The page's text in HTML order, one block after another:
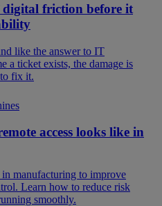
digital friction before it
like the answer to IT
a ticket exists, the damage is
fix it.
access looks like in
in manufacturing to improve
Learn how to reduce risk
smoothly.